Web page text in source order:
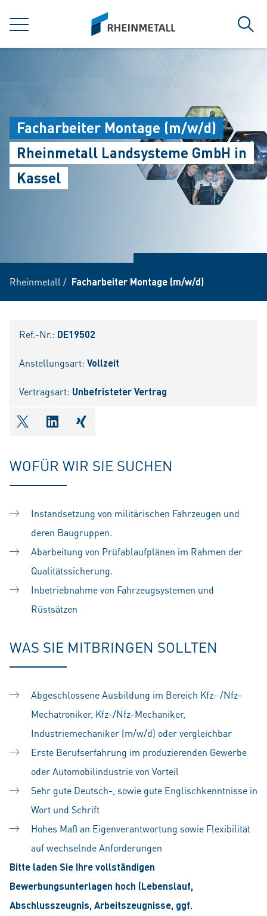
MENÜ
siteLogo
Facharbeiter Montage (m/w/d)
Rheinmetall Landsysteme GmbH in
Kassel
Rheinmetall / Facharbeiter Montage (m/w/d)
Ref.-Nr.: DE19502
Anstellungsart: Vollzeit
Vertragsart: Unbefristeter Vertrag
shareOntwitter
shareOnlinkedIn
shareOnxing
WOFÜR WIR SIE SUCHEN
Instandsetzung von militärischen Fahrzeugen und
deren Baugruppen.
Abarbeitung von Prüfablaufplänen im Rahmen der
Qualitätssicherung.
Inbetriebnahme von Fahrzeugsystemen und
Rüstsätzen
WAS SIE MITBRINGEN SOLLTEN
Abgeschlossene Ausbildung im Bereich Kfz- /Nfz-
Mechatroniker, Kfz-/Nfz-Mechaniker,
Industriemechaniker (m/w/d) oder vergleichbar
Erste Berufserfahrung im produzierenden Gewerbe
oder Automobilindustrie von Vorteil
Sehr gute Deutsch-, sowie gute Englischkenntnisse in
Wort und Schrift
Hohes Maß an Eigenverantwortung sowie Flexibilität
auf wechselnde Anforderungen
Bitte laden Sie Ihre vollständigen
Bewerbungsunterlagen hoch (Lebenslauf,
Abschlusszeugnis, Arbeitszeugnisse, ggf.